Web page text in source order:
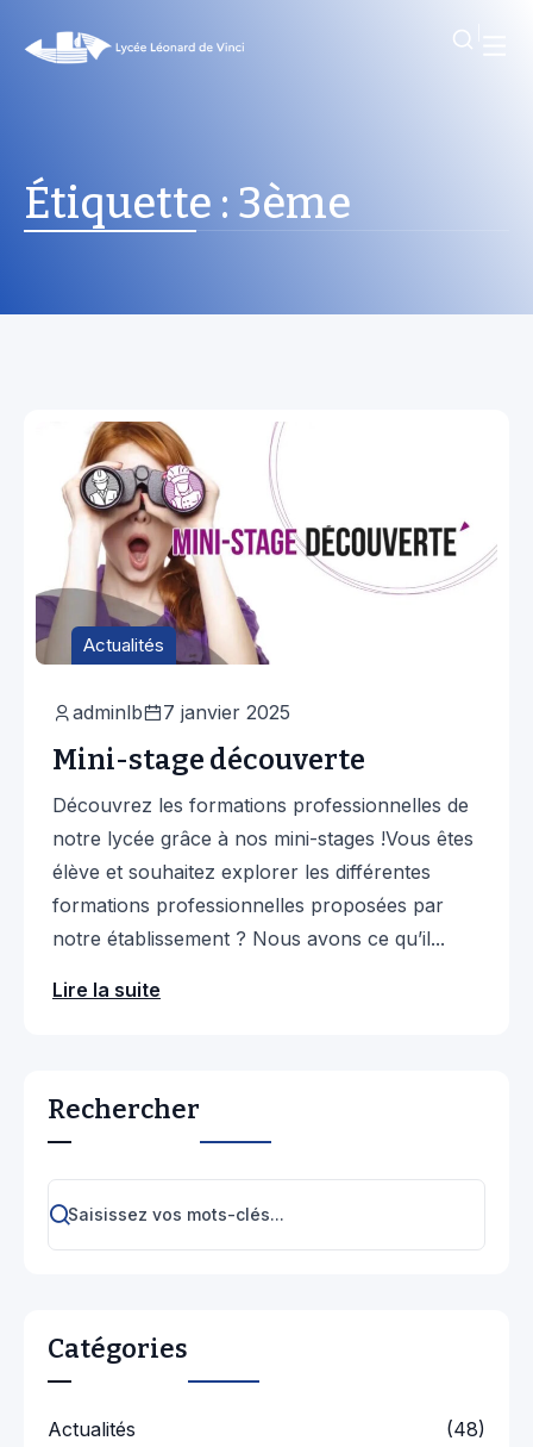
Étiquette : 3ème
Actualités
adminlb 7 janvier 2025
Mini-stage découverte
Découvrez les formations professionnelles de
notre lycée grâce à nos mini-stages !Vous êtes
élève et souhaitez explorer les différentes
formations professionnelles proposées par
notre établissement ? Nous avons ce qu’il...
Lire la suite
Rechercher
Catégories
Actualités (48)